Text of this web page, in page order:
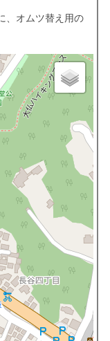
、オムツ替え用の